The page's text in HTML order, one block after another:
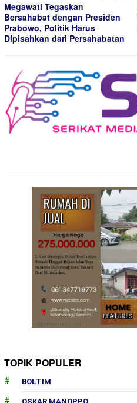
Megawati Tegaskan
Bersahabat dengan Presiden
Prabowo, Politik Harus
Dipisahkan dari Persahabatan
TOPIK POPULER
BOLTIM